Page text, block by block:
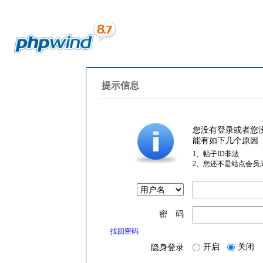
提示信息
您没有登录或者您
能有如下几个原因
1、帖子ID非法
2、您还不是站点会员
密 码
找回密码
隐身登录 开启 关闭